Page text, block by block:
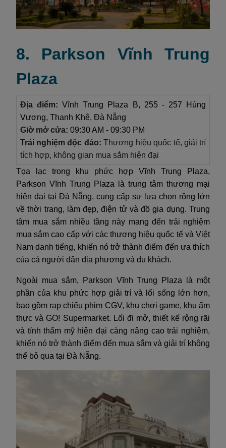
8. Parkson Vĩnh Trung
Plaza
Địa điểm: Vĩnh Trung Plaza B, 255 - 257 Hùng
Vương, Thanh Khê, Đà Nẵng
Giờ mở cửa: 09:30 AM - 09:30 PM
Trải nghiệm độc đáo: Thương hiệu quốc tế, giải trí
tích hợp, không gian mua sắm hiện đại
Tọa lạc trong khu phức hợp Vĩnh Trung Plaza,
Parkson Vĩnh Trung Plaza là trung tâm thương mại
hiện đại tại Đà Nẵng, cung cấp sự lựa chọn rộng lớn
về thời trang, làm đẹp, điện tử và đồ gia dụng. Trung
tâm mua sắm nhiều tầng này mang đến trải nghiệm
mua sắm cao cấp với các thương hiệu quốc tế và Việt
Nam danh tiếng, khiến nó trở thành điểm đến ưa thích
của cả người dân địa phương và du khách.
Ngoài mua sắm, Parkson Vĩnh Trung Plaza là một
phần của khu phức hợp giải trí và lối sống lớn hơn,
bao gồm rạp chiếu phim CGV, khu chơi game, khu ẩm
thực và GO! Supermarket. Lối đi mở, thiết kế rộng rãi
và tính thẩm mỹ hiện đại càng nâng cao trải nghiệm,
khiến nó trở thành điểm đến mua sắm và giải trí không
thể bỏ qua tại Đà Nẵng.